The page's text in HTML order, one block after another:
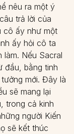
nêu ra một ý
trả lời của
cô ấy như một
ấy hỏi cô ta
Nếu Sacral
đầu, bằng tinh
mới. Đây là
sẽ mang lại
trong cả kinh
người Kiến
sẽ kết thúc